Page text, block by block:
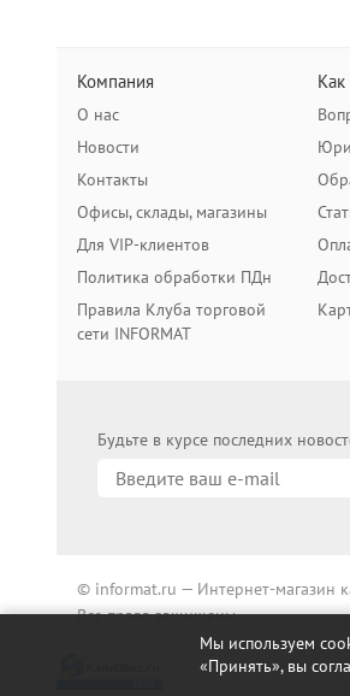
Компания
О нас
Новости
Контакты
Офисы, склады, магазины
Для VIP-клиентов
Политика обработки ПДн
Правила Клуба торговой
сети INFORMAT
Как
Будьте в курсе последних
© informat.ru — Интернет-магазин
Все права защищены
Мы используем
«Принять», вы